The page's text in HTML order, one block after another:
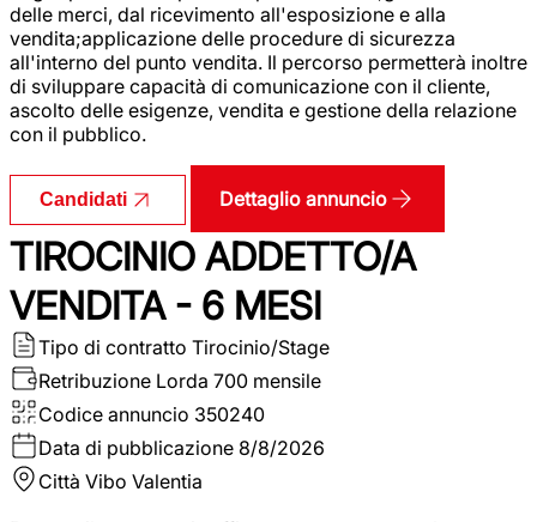
delle merci, dal ricevimento all'esposizione e alla
vendita;applicazione delle procedure di sicurezza
all'interno del punto vendita. Il percorso permetterà inoltre
di sviluppare capacità di comunicazione con il cliente,
ascolto delle esigenze, vendita e gestione della relazione
con il pubblico.
Candidati Dettaglio annuncio
TIROCINIO ADDETTO/A
VENDITA - 6 MESI
Tipo di contratto Tirocinio/Stage
Retribuzione Lorda 700 mensile
Codice annuncio 350240
Data di pubblicazione 8/8/2026
Città Vibo Valentia